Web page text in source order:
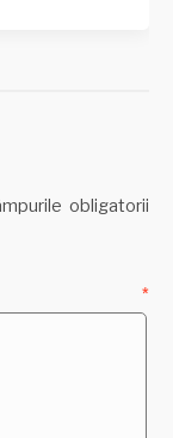
obligatorii
*